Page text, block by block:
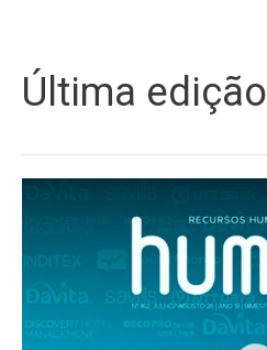
Última edição